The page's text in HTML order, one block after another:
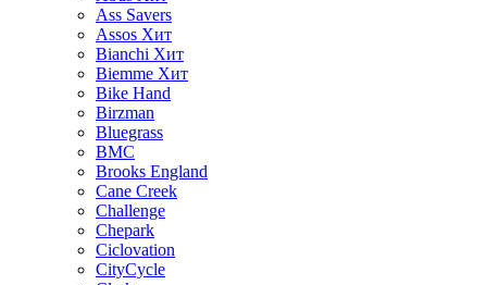
Ass Savers
Assos Хит
Bianchi Хит
Biemme Хит
Bike Hand
Birzman
Bluegrass
BMC
Brooks England
Cane Creek
Challenge
Chepark
Ciclovation
CityCycle